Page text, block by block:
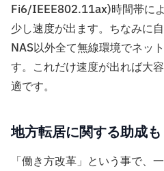
Fi6/IEEE802.11ax)時間帯に
少し速度が出ます。ちなみに
NAS以外全て無線環境でネッ
す。これだけ速度が出れば大
適です。
地方転居に関する助成も
「働き方改革」という事で、